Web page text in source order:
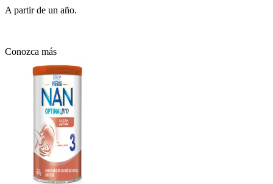
A partir de un año.
Conozca más